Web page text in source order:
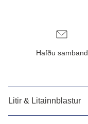
Hafðu samband
Litir & Litainnblastur